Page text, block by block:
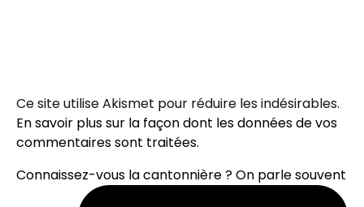
Ce site utilise Akismet pour réduire les indésirables.
En savoir plus sur la façon dont les données de vos
commentaires sont traitées.
Connaissez-vous la cantonnière ? On parle souvent